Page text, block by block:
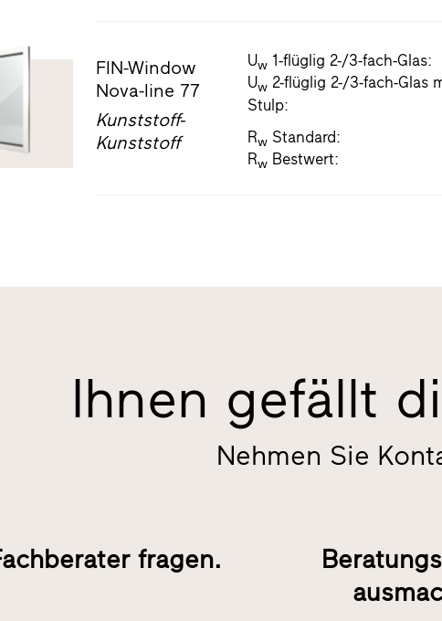
FIN-Window
Nova-line 77
Kunststoff-
Kunststoff
Uw 1-flüglig 2-/3-fach-Glas:
Uw 2-flüglig 2-/3-fach-Glas
Stulp:
Rw Standard:
Rw Bestwert:
Ihnen gefällt
Nehmen Sie
fragen.